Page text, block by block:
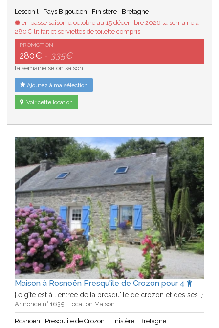
Lesconil Pays Bigouden Finistère
Bretagne
en basse saison d octobre au 15 décembre 2026 la semaine à
280€ lit fait et serviettes de toilette compris…
PROMOTION
280€ - 335€
la semaine selon saison
Ajoutez à ma sélection
Voir cette location
Maison à Rosnoën Presqu'île de Crozon pour 4
{le gîte est à l'entrée de la presqu'ile de crozon et des ses…}
Annonce n° 1635 | Location Maison
Rosnoën Presqu'île de Crozon Finistère
Bretagne